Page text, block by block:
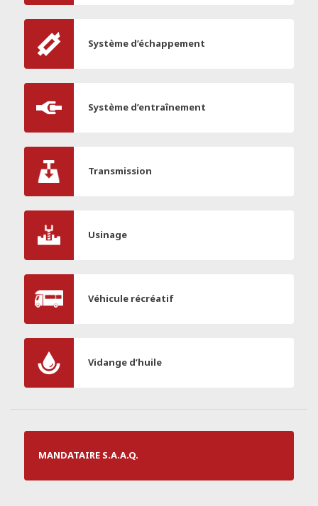
Système d’échappement
Système d’entraînement
Transmission
Usinage
Véhicule récréatif
Vidange d’huile
MANDATAIRE S.A.A.Q.